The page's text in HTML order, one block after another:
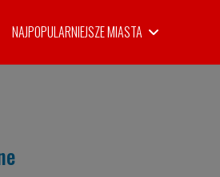
NAJPOPULARNIEJSZE MIASTA